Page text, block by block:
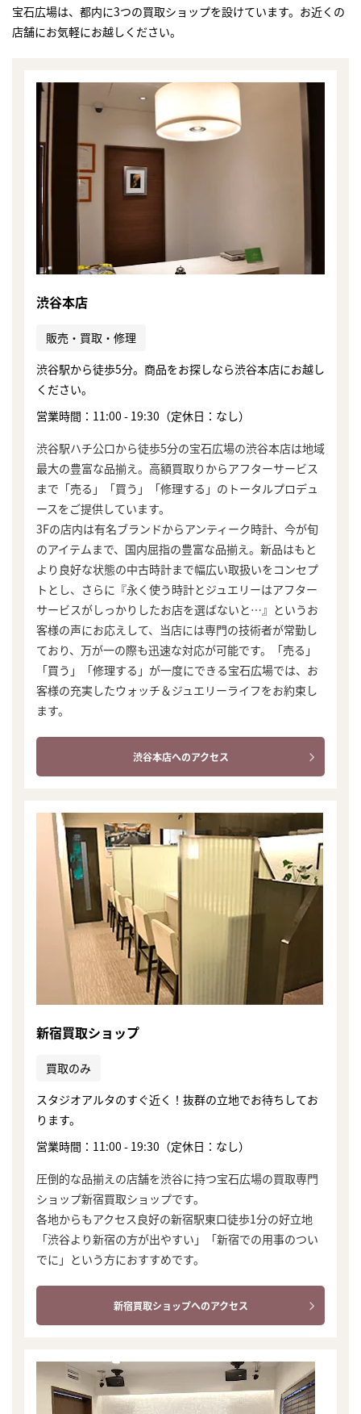
宝石広場は、都内に3つの買取ショップを設けています。お近くの
店舗にお気軽にお越しください。
渋谷本店
販売・買取・修理
渋谷駅から徒歩5分。商品をお探しなら渋谷本店にお越し
ください。
営業時間：11:00 - 19:30（定休日：なし）
渋谷駅ハチ公口から徒歩5分の宝石広場の渋谷本店は地域
最大の豊富な品揃え。高額買取りからアフターサービス
まで「売る」「買う」「修理する」のトータルプロデュ
ースをご提供しています。
3Fの店内は有名ブランドからアンティーク時計、今が旬
のアイテムまで、国内屈指の豊富な品揃え。新品はもと
より良好な状態の中古時計まで幅広い取扱いをコンセプ
トとし、さらに『永く使う時計とジュエリーはアフター
サービスがしっかりしたお店を選ばないと…』というお
客様の声にお応えして、当店には専門の技術者が常勤し
ており、万が一の際も迅速な対応が可能です。「売る」
「買う」「修理する」が一度にできる宝石広場では、お
客様の充実したウォッチ＆ジュエリーライフをお約束し
ます。
渋谷本店へのアクセス
新宿買取ショップ
買取のみ
スタジオアルタのすぐ近く！抜群の立地でお待ちしてお
ります。
営業時間：11:00 - 19:30（定休日：なし）
圧倒的な品揃えの店舗を渋谷に持つ宝石広場の買取専門
ショップ新宿買取ショップです。
各地からもアクセス良好の新宿駅東口徒歩1分の好立地
「渋谷より新宿の方が出やすい」「新宿での用事のつい
でに」という方におすすめです。
新宿買取ショップへのアクセス
かんたん30秒でお試し査定